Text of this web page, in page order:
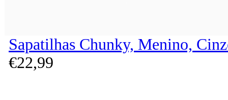
Sapatilhas Chunky, Menino,
€22,99